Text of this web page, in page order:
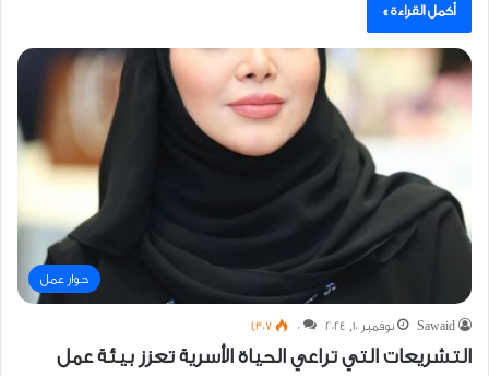
أكمل القراءة »
حوار عمل
Sawaid نوفمبر 10, 2024 0 1٬307
التشريعات التي تراعي الحياة الأسرية تعزز بيئة عمل